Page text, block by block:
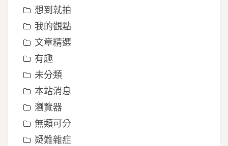
想到就拍
我的觀點
文章精選
有趣
未分類
本站消息
瀏覽器
無類可分
疑難雜症